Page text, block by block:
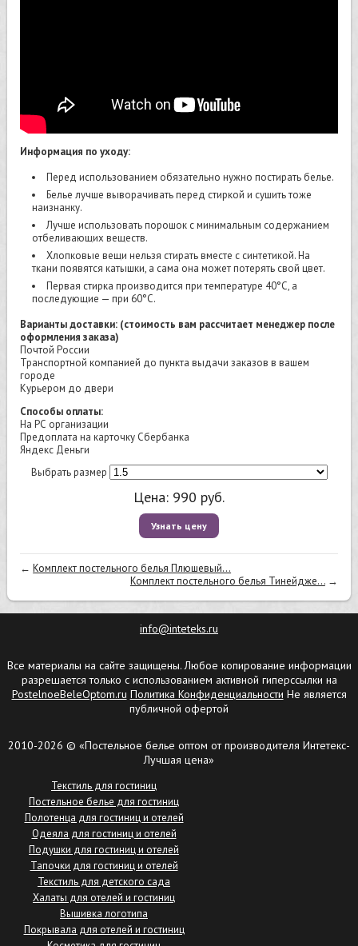
Информация по уходу:
Перед использованием обязательно нужно постирать белье.
Белье лучше выворачивать перед стиркой и сушить тоже
наизнанку.
Лучше использовать порошок с минимальным содержанием
отбеливающих веществ.
Хлопковые вещи нельзя стирать вместе с синтетикой. На
ткани появятся катышки, а сама она может потерять свой цвет.
Первая стирка производится при температуре 40°C, а
последующие — при 60°C.
Варианты доставки: (стоимость вам рассчитает менеджер после
оформления заказа)
Почтой России
Транспортной компанией до пункта выдачи заказов в вашем
городе
Курьером до двери
Способы оплаты:
На РС организации
Предоплата на карточку Сбербанка
Яндекс Деньги
Выбрать размер
Цена: 990 руб.
Узнать цену
←Комплект постельного белья Плюшевый...
Комплект постельного белья Тинейдже...→
info@inteteks.ru
Все материалы на сайте защищены. Любое копирование информации
разрешается только с использованием активной гиперссылки на
PostelnoeBeleOptom.ru Политика Конфиденциальности Не является
публичной офертой
2010-2026 © «Постельное белье оптом от производителя Интетекс-
Лучшая цена»
Текстиль для гостиниц
Постельное белье для гостиниц
Полотенца для гостиниц и отелей
Одеяла для гостиниц и отелей
Подушки для гостиниц и отелей
Тапочки для гостиниц и отелей
Текстиль для детского сада
Халаты для отелей и гостиниц
Вышивка логотипа
Покрывала для отелей и гостиниц